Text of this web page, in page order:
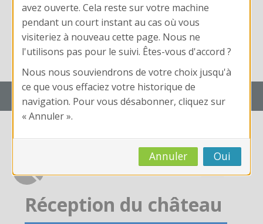
Nom
d'utilisateur
de
passe
Nom d'utilisateur ou mot de passe oublié ?
Trouvix Campus : Edition LaBoîteAConcours
Concours Atsem
Autres Concours
Réception du château
avez ouverte. Cela reste sur votre machine
pendant un court instant au cas où vous
visiteriez à nouveau cette page. Nous ne
l'utilisons pas pour le suivi. Êtes-vous d'accord ?
Nous nous souviendrons de votre choix jusqu'à
ce que vous effaciez votre historique de
navigation. Pour vous désabonner, cliquez sur
« Annuler ».
Annuler Oui